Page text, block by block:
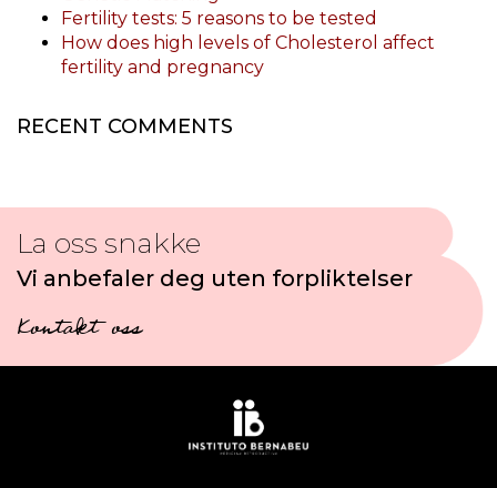
Fertility tests: 5 reasons to be tested
How does high levels of Cholesterol affect
fertility and pregnancy
RECENT COMMENTS
La oss snakke
Vi anbefaler deg uten forpliktelser
Kontakt oss